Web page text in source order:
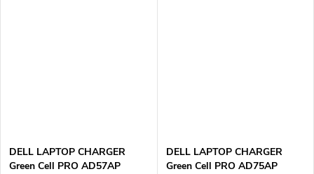
DELL LAPTOP CHARGER
Green Cell PRO AD57AP
DELL LAPTOP CHARGER
Green Cell PRO AD75AP